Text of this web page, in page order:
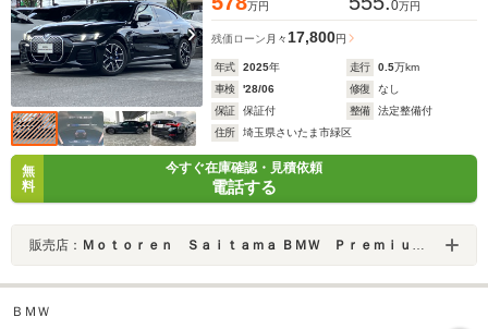
万円 0万円
残価ローン 月々17,800円
年式 2025年 走行 0.5万km
車検
'28/06 修復
なし
保証
保証付 整備
法定整備付
住所
埼玉県さいたま市緑区
無
料
今すぐ在庫確認・見積依頼
電話する
販売店： Ｍｏｔｏｒｅｎ Ｓａｉｔａｍａ ＢＭＷ Ｐｒｅｍｉｕｍ Ｓｅｌｅｃｔｉｏｎ 浦和美園
ＢＭＷ